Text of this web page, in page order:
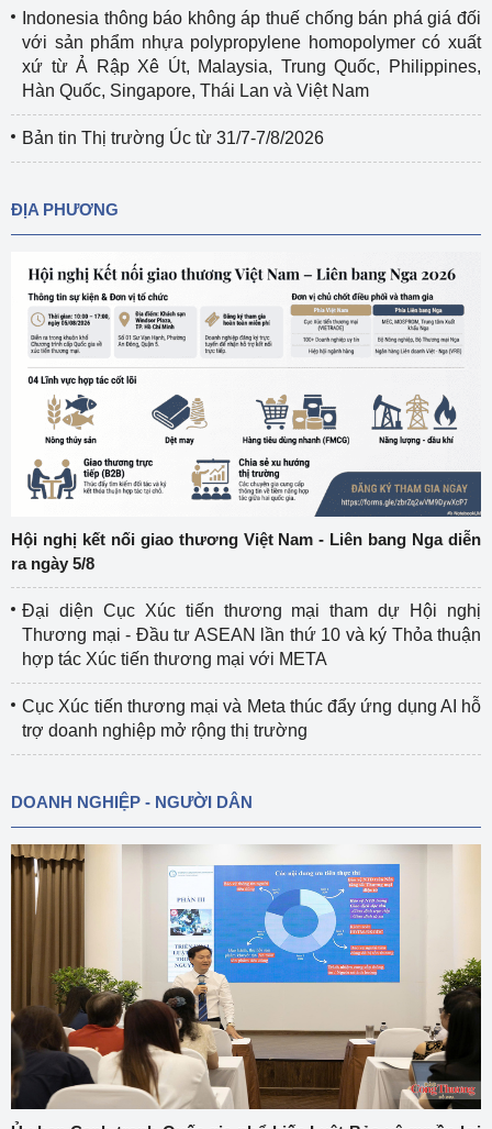
Indonesia thông báo không áp thuế chống bán phá giá đối
với sản phẩm nhựa polypropylene homopolymer có xuất
xứ từ Ả Rập Xê Út, Malaysia, Trung Quốc, Philippines,
Hàn Quốc, Singapore, Thái Lan và Việt Nam
Bản tin Thị trường Úc từ 31/7-7/8/2026
ĐỊA PHƯƠNG
Hội nghị kết nối giao thương Việt Nam - Liên bang Nga diễn
ra ngày 5/8
Đại diện Cục Xúc tiến thương mại tham dự Hội nghị
Thương mại - Đầu tư ASEAN lần thứ 10 và ký Thỏa thuận
hợp tác Xúc tiến thương mại với META
Cục Xúc tiến thương mại và Meta thúc đẩy ứng dụng AI hỗ
trợ doanh nghiệp mở rộng thị trường
DOANH NGHIỆP - NGƯỜI DÂN